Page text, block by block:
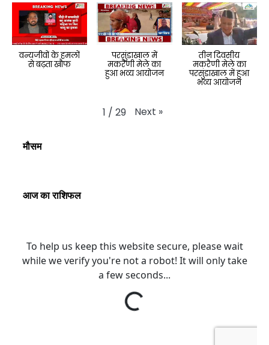
वन्यजीवों के हमलों
से बढ़ता खौफ
परसुंडाखाल में
मकरैणी मेले का
हुआ भव्य आयोजन
तीन दिवसीय
मकरैणी मेले का
परसुंडाखाल में हुआ
भव्य आयोजन
1 / 29 Next »
मौसम
आज का राशिफल